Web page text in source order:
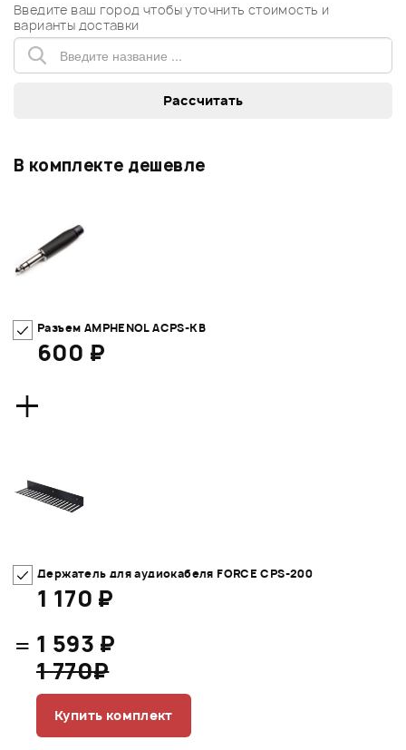
Введите ваш город чтобы уточнить стоимость и
варианты доставки
В комплекте дешевле
Разъем AMPHENOL ACPS-KB
600 ₽
+
Держатель для аудиокабеля FORCE CPS-200
1 170 ₽
= 1 593 ₽
1 770₽
Купить комплект